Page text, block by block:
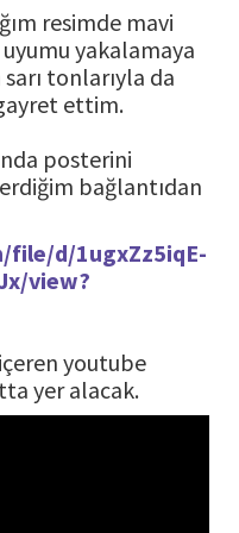
resimde mavi
yakalamaya
sarı tonlarıyla da
ettim.
posterini
bağlantıdan
d/1ugxZz5iqE-
view?
youtube
yer alacak.